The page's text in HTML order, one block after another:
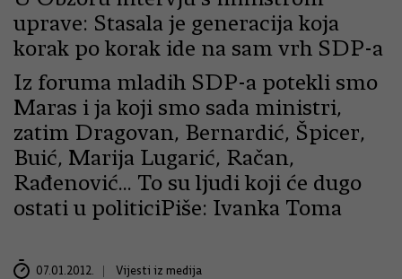
uprave: Stasala je generacija koja
korak po korak ide na sam vrh SDP-a
Iz foruma mladih SDP-a potekli smo
Maras i ja koji smo sada ministri,
zatim Dragovan, Bernardić, Špicer,
Buić, Marija Lugarić, Račan,
Rađenović... To su ljudi koji će dugo
ostati u politiciPiše: Ivanka Toma
07.01.2012. Vijesti iz medija